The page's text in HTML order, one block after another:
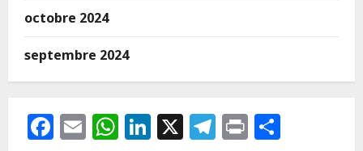
octobre 2024
septembre 2024
Facebook
EmailWhatsApp
LinkedIn
X Telegram
Print